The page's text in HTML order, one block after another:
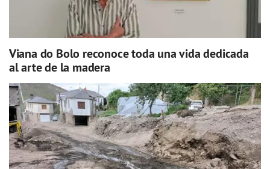
Viana do Bolo reconoce toda una vida dedicada
al arte de la madera